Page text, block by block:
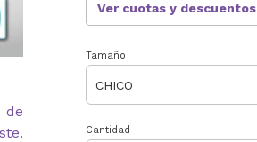
de
Ver cuotas y descuentos
Tamaño
Cantidad